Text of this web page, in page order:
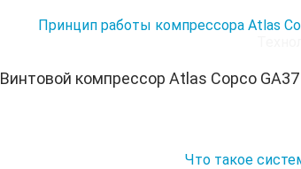
Принцип работы компрессора Atlas
Винтовой компрессор Atlas Copco
Что такое